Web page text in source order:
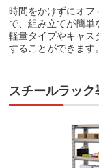
時間をかけずにオフ
で、組み立てが簡単
軽量タイプやキャス
することができます。
スチールラック